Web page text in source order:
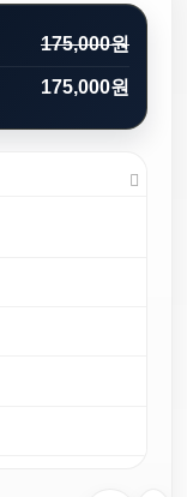
175,000원
175,000원